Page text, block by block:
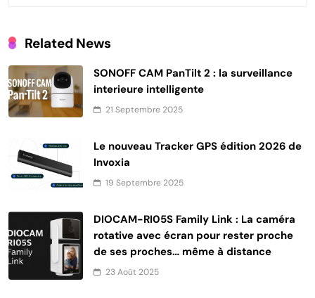
Related News
SONOFF CAM PanTilt 2 : la surveillance
interieure intelligente
21 Septembre 2025
Le nouveau Tracker GPS édition 2026 de
Invoxia
19 Septembre 2025
DIOCAM-RI05S Family Link : La caméra
rotative avec écran pour rester proche
de ses proches… même à distance
23 Août 2025